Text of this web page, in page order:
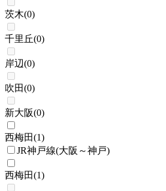
茨木(0)
千里丘(0)
岸辺(0)
吹田(0)
新大阪(0)
西梅田(1)
JR神戸線(大阪～神戸)
西梅田(1)